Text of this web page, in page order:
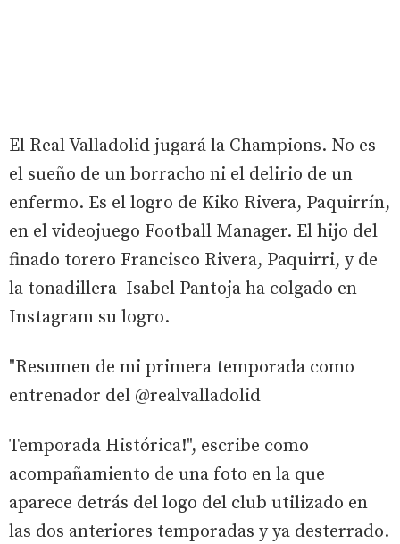
El Real Valladolid jugará la Champions. No es
el sueño de un borracho ni el delirio de un
enfermo. Es el logro de Kiko Rivera, Paquirrín,
en el videojuego Football Manager. El hijo del
finado torero Francisco Rivera, Paquirri, y de
la tonadillera Isabel Pantoja ha colgado en
Instagram su logro.
"Resumen de mi primera temporada como
entrenador del @realvalladolid
Temporada Histórica!", escribe como
acompañamiento de una foto en la que
aparece detrás del logo del club utilizado en
las dos anteriores temporadas y ya desterrado.